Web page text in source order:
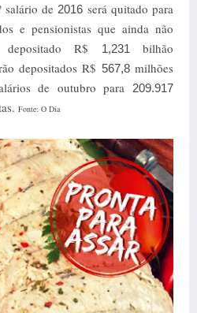
salário de2016 será quitado para
e pensionistas que ainda não
depositado R$
1,231bilhão
depositados R$ 567,8milhões
de outubro para
209.917
Fonte: O Dia